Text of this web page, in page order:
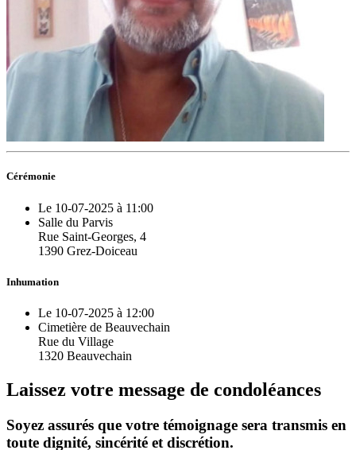
Cérémonie
Le 10-07-2025 à 11:00
Salle du Parvis
Rue Saint-Georges, 4
1390 Grez-Doiceau
Inhumation
Le 10-07-2025 à 12:00
Cimetière de Beauvechain
Rue du Village
1320 Beauvechain
Laissez votre message de condoléances
Soyez assurés que votre témoignage sera transmis en
toute dignité, sincérité et discrétion.